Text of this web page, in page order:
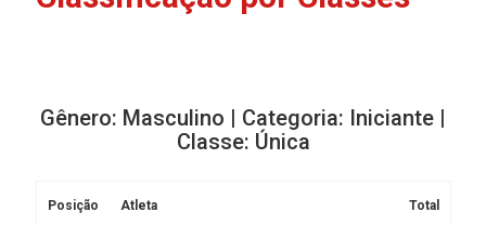
Gênero: Masculino | Categoria: Iniciante |
Classe: Única
Posição Atleta Total